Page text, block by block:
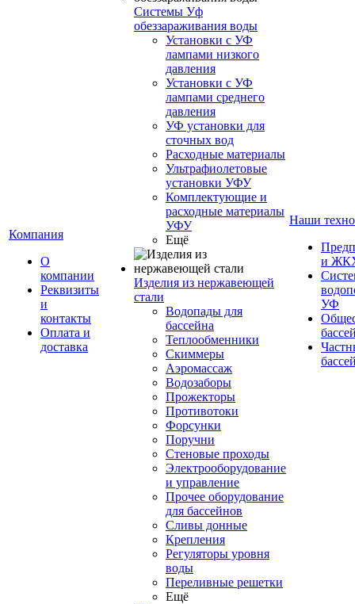
Компания
О
компании
Реквизиты
и
контакты
Оплата и
доставка
Системы Уф
обеззараживания воды
Установки с УФ
лампами низкого
давления
Установки с УФ
лампами среднего
давления
УФ установки для
сточных вод
Расходные материалы
Ультрафиолетовые
установки УФУ
Комплектующие и
расходные материалы
УФУ
Ещё
Изделия из нержавеющей
стали
Водопады для
бассейна
Теплообменники
Скиммеры
Аэромассаж
Водозаборы
Прожекторы
Противотоки
Форсунки
Поручни
Стеновые проходы
Электрооборудование
и управление
Прочее оборудование
для бассейнов
Сливы донные
Крепления
Регуляторы уровня
воды
Переливные решетки
Ещё
Наши
и
УФ